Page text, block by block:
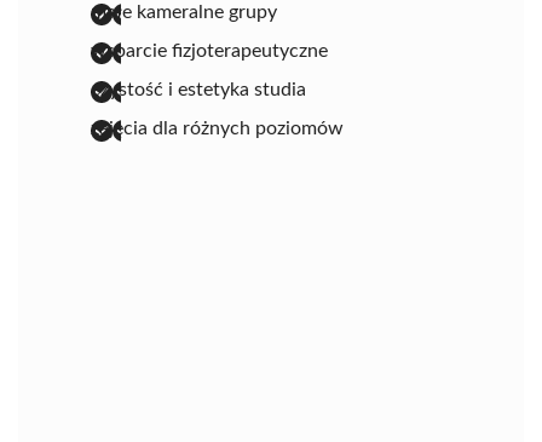
małe kameralne grupy
wsparcie fizjoterapeutyczne
czystość i estetyka studia
zajęcia dla różnych poziomów